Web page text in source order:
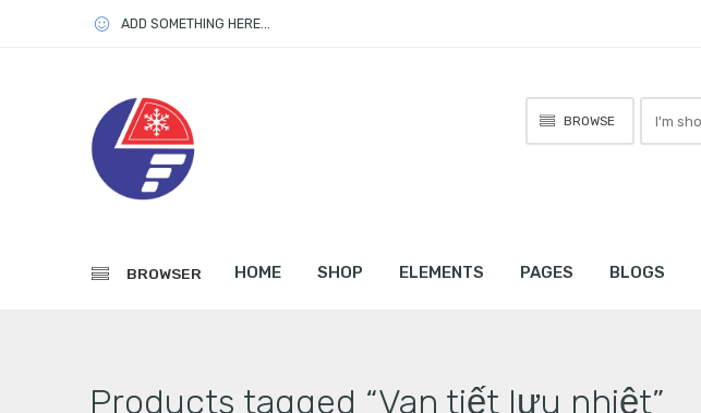
ADD SOMETHING HERE...
BROWSE
here
BROWSER HOME SHOP ELEMENTS PAGES BLOGS
Products tagged “Van tiết lưu nhiệt”